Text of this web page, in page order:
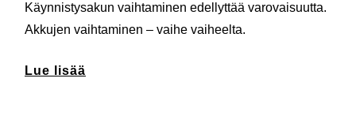
Käynnistysakun vaihtaminen edellyttää varovaisuutta.
Akkujen vaihtaminen – vaihe vaiheelta.
Lue lisää